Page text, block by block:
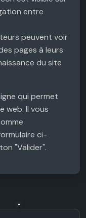
entre
peuvent voir
pages à leurs
du site
qui permet
web. Il vous
ci-
"Valider".